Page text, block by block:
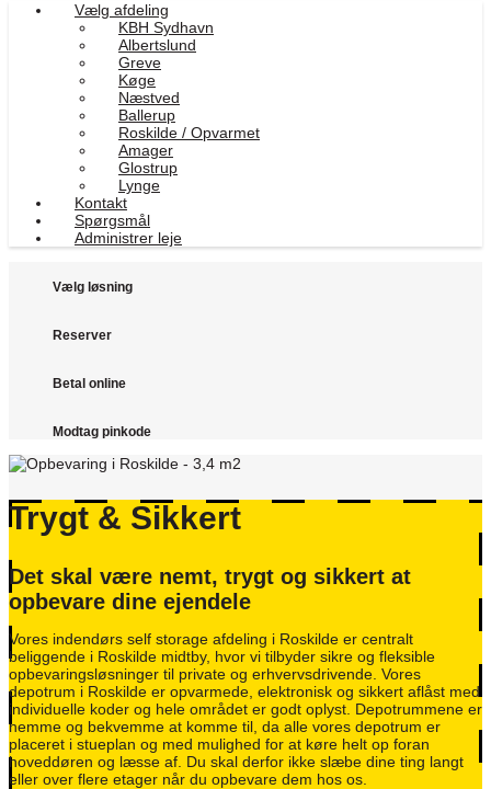
Vælg afdeling
KBH Sydhavn
Albertslund
Greve
Køge
Næstved
Ballerup
Roskilde / Opvarmet
Amager
Glostrup
Lynge
Kontakt
Spørgsmål
Administrer leje
Vælg løsning
Reserver
Betal online
Modtag pinkode
Trygt & Sikkert
Det skal være nemt, trygt og sikkert at
opbevare dine ejendele
Vores indendørs self storage afdeling i Roskilde er centralt
beliggende i Roskilde midtby, hvor vi tilbyder sikre og fleksible
opbevaringsløsninger til private og erhvervsdrivende. Vores
depotrum i Roskilde er opvarmede, elektronisk og sikkert aflåst med
individuelle koder og hele området er godt oplyst. Depotrummene er
nemme og bekvemme at komme til, da alle vores depotrum er
placeret i stueplan og med mulighed for at køre helt op foran
hoveddøren og læsse af. Du skal derfor ikke slæbe dine ting langt
eller over flere etager når du opbevare dem hos os.